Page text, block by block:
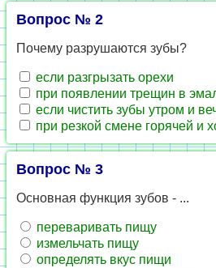
Вопрос № 2
Почему разрушаются зубы?
если разгрызать орехи
при появлении трещин в
если чистить зубы утром и
при резкой смене горячей и
Вопрос № 3
Основная функция зубов - ...
переваривать пищу
измельчать пищу
определять вкус пищи